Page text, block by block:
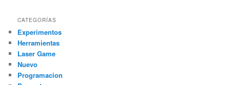
CATEGORÍAS
Experimentos
Herramientas
Laser Game
Nuevo
Programacion